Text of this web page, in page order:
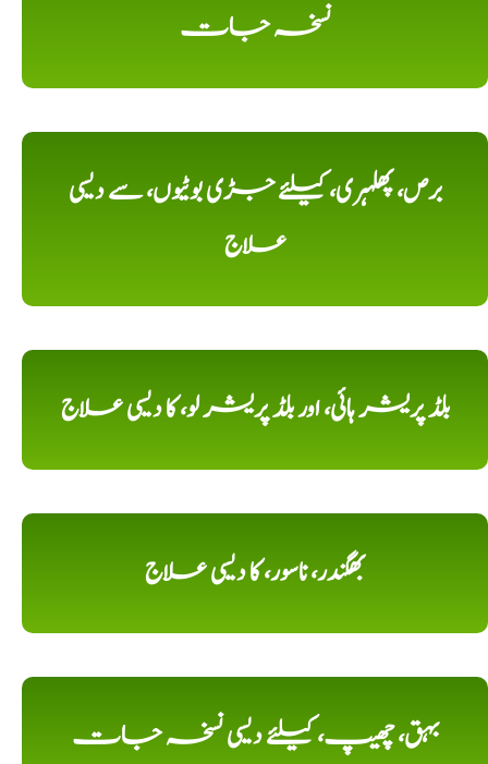
نسخہ جات
برص، پھلہری، کیلئے جڑی بوٹیوں، سے دیسی
علاج
بلڈ پریشر ہائی، اور بلڈ پریشر لو، کا دیسی علاج
بھگندر، ناسور، کا دیسی علاج
بہق، چھیپ، کیلئے دیسی نسخہ جات